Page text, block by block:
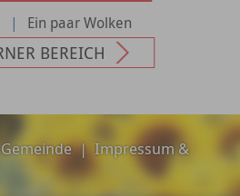
| Ein paar Wolken
BEREICH
|Impressum &